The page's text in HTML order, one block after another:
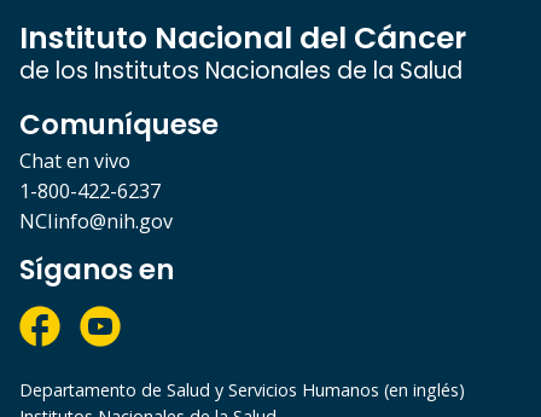
Instituto Nacional del Cáncer
de los Institutos Nacionales de la Salud
Comuníquese
Chat en vivo
1-800-422-6237
NCIinfo@nih.gov
Síganos en
Departamento de Salud y Servicios Humanos (en inglés)